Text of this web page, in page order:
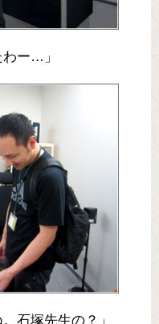
ー…」
石塚先生の？」